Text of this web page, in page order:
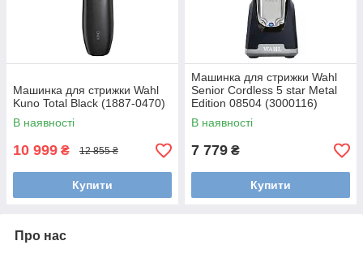
Машинка для стрижки Wahl
Kuno Total Black (1887-0470)
В наявності
10 999 ₴ 12 855 ₴
Купити
Машинка для стрижки Wahl
Senior Cordless 5 star Metal
Edition 08504 (3000116)
В наявності
7 779 ₴
Купити
Про нас